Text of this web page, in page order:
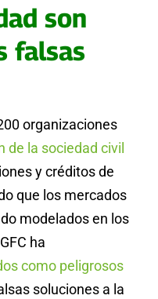
son
falsas
organizaciones
de la sociedad civil
y créditos de
que los mercados
modelados en los
ha
como peligrosos
soluciones a la